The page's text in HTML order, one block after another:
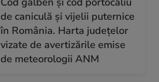
de caniculă și vijelii puternice
în România. Harta județelor
vizate de avertizările emise
de meteorologii ANM